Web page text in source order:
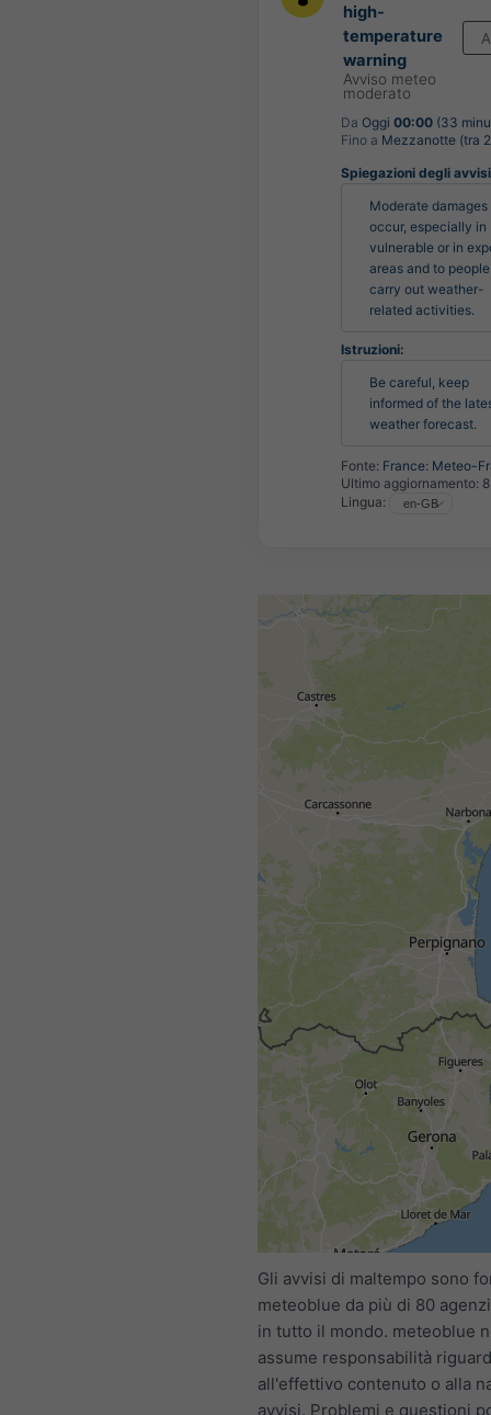
high-
temperature
warning
Avviso meteo
moderato
Da Oggi 00:00 (33
Fino a Mezzanotte (tra
Spiegazioni degli
Moderate damages
occur, especially in
vulnerable or in
areas and to
carry out weather-
related activities.
Istruzioni:
Be careful, keep
informed of the
weather forecast.
Fonte: France: Meteo-
Ultimo aggiornamento:
Lingua:
Gli avvisi di maltempo sono
meteoblue da più di 80
in tutto il mondo. meteoblue
assume responsabilità
all'effettivo contenuto o alla
avvisi. Problemi e questioni